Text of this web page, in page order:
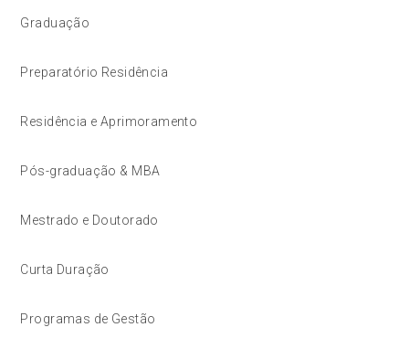
Graduação
Preparatório Residência
Residência e Aprimoramento
Pós-graduação & MBA
Mestrado e Doutorado
Curta Duração
Programas de Gestão